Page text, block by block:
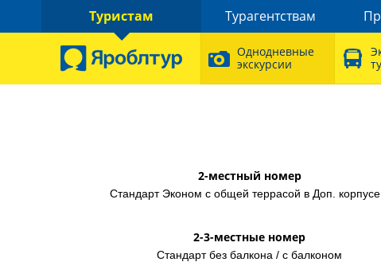
Туристам Турагентствам
Однодневные
экскурсии
2-местный номер
Стандарт Эконом с общей террасой в Доп.
2-3-местные номер
Стандарт без балкона / с балконом